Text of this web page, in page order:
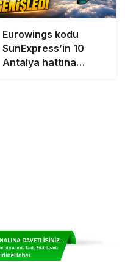
Eurowings kodu
SunExpress’in 10
Antalya hattına